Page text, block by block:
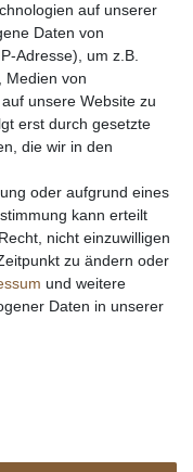
AGB
auf unserer
Daten von
Adresse), um z.B.
Medien von
unsere Website zu
erst durch gesetzte
die wir in den
oder aufgrund eines
kann erteilt
nicht einzuwilligen
zu ändern oder
und weitere
Daten in unserer